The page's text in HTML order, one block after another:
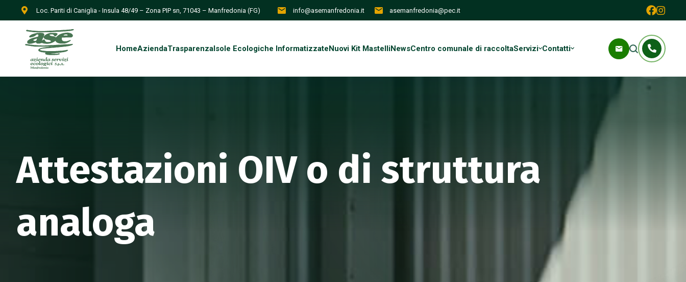
Loc. Pariti di Caniglia - Insula 48/49 – Zona PIP sn, 71043 – Manfredonia (FG) info@asemanfredonia.it asemanfredonia@pec.it
HomeAziendaTrasparenzaIsole Ecologiche InformatizzateNuovi Kit MastelliNewsCentro comunale di raccoltaServizi Contatti
Attestazioni OIV o di struttura
analoga